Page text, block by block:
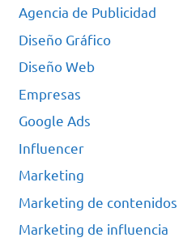
Agencia de Publicidad
Diseño Gráfico
Diseño Web
Empresas
Google Ads
Influencer
Marketing
Marketing de contenidos
Marketing de influencia